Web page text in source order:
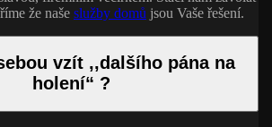
že naše služby domů jsou Vaše řešení.
vzít ,,dalšího pána na
holení“ ?